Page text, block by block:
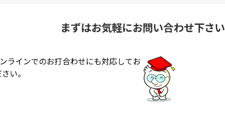
まずはお気軽にお問い合わせ下さい
インでのお打合わせにも対応してお
い。